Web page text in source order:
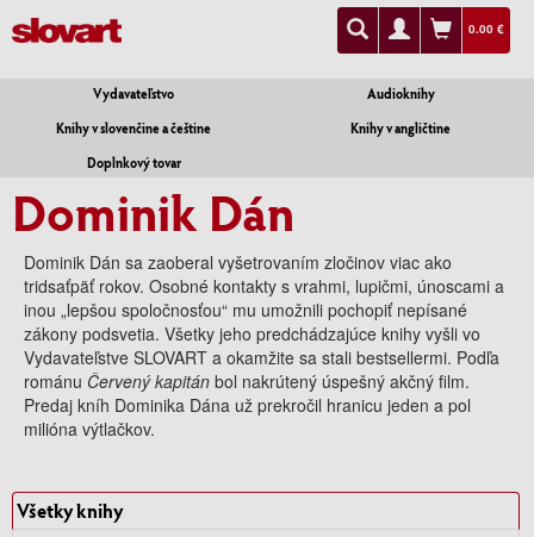
0.00 €
Vydavateľstvo
Audioknihy
Knihy v slovenčine a češtine
Knihy v angličtine
Doplnkový tovar
Dominik Dán
Dominik Dán sa zaoberal vyšetrovaním zločinov viac ako
tridsaťpäť rokov. Osobné kontakty s vrahmi, lupičmi, únoscami a
inou „lepšou spoločnosťou“ mu umožnili pochopiť nepísané
zákony podsvetia. Všetky jeho predchádzajúce knihy vyšli vo
Vydavateľstve SLOVART a okamžite sa stali bestsellermi. Podľa
románu Červený kapitán bol nakrútený úspešný akčný film.
Predaj kníh Dominika Dána už prekročil hranicu jeden a pol
milióna výtlačkov.
Všetky knihy